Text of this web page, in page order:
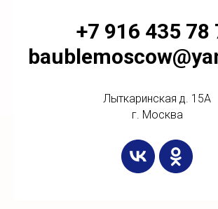
+7 916 435 78
Лыткаринская д. 15А
г. Москва